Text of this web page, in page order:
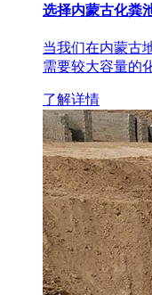
选择内蒙古化粪
当我们在内蒙古
需要较大容量的
了解详情